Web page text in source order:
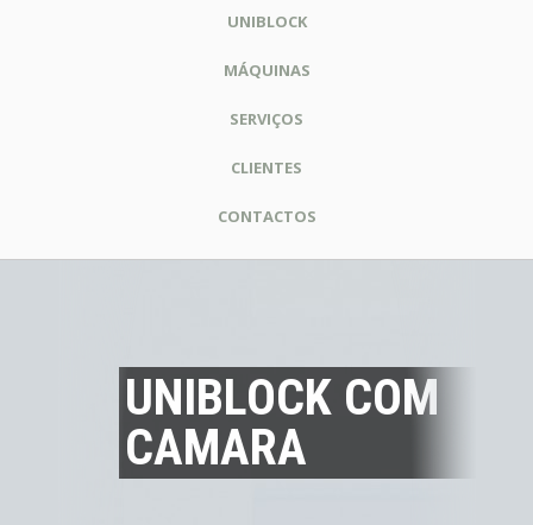
UNIBLOCK
MÁQUINAS
SERVIÇOS
CLIENTES
CONTACTOS
UNIBLOCK COM
CAMARA